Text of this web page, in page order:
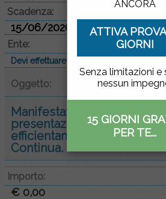
ANCORA
ATTIVA
GIORNI
Senza limitazioni e
nessun
15 GIORNI
PER TE...
Scadenza:
15/06/2026
Ente:
Devi effettuare il login per vedere
Oggetto:
Manifestazione di interesse
presentazione di proposte
efficientamento energetico
Continua.
Importo:
€ 0,00